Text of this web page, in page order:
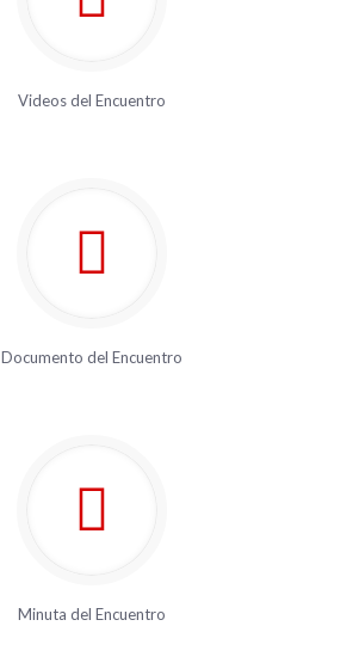
Videos del Encuentro
Documento del Encuentro
Minuta del Encuentro